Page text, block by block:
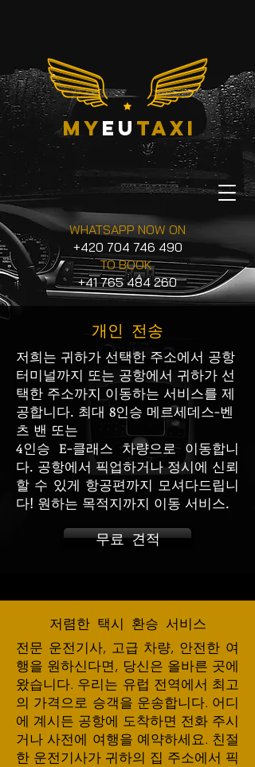
myeu taxi
WHATSAPP NOW ON
+420 704 746 490
TO BOOK
+41 765 484 260
개인 전송
저희는 귀하가 선택한 주소에서 공항
터미널까지 또는 공항에서 귀하가 선
택한 주소까지 이동하는 서비스를 제
공합니다. 최대 8인승 메르세데스-벤
츠 밴 또는
4인승 E-클래스 차량으로 이동합니
다. 공항에서 픽업하거나 정시에 신뢰
할 수 있게 항공편까지 모셔다드립니
다! 원하는 목적지까지 이동 서비스.
무료 견적
저렴한 택시 환승 서비스
전문 운전기사, 고급 차량, 안전한 여
행을 원하신다면, 당신은 올바른 곳에
왔습니다. 우리는 유럽 전역에서 최고
의 가격으로 승객을 운송합니다. 어디
에 계시든 공항에 도착하면 전화 주시
거나 사전에 여행을 예약하세요. 친절
한 운전기사가 귀하의 집 주소에서 픽